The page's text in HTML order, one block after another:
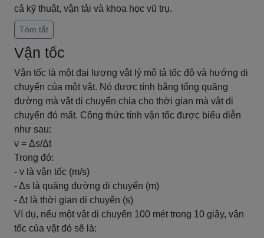
cả kỹ thuật, vận tải và khoa học vũ trụ.
Tóm tắt
Vận tốc
Vận tốc là một đại lượng vật lý mô tả tốc độ và hướng di
chuyển của một vật. Nó được tính bằng tổng quãng
đường mà vật di chuyển chia cho thời gian mà vật di
chuyển đó mất. Công thức tính vận tốc được biểu diễn
như sau:
v = Δs/Δt
Trong đó:
- v là vận tốc (m/s)
- Δs là quãng đường di chuyển (m)
- Δt là thời gian di chuyển (s)
Ví dụ, nếu một vật di chuyển 100 mét trong 10 giây, vận
tốc của vật đó sẽ là: